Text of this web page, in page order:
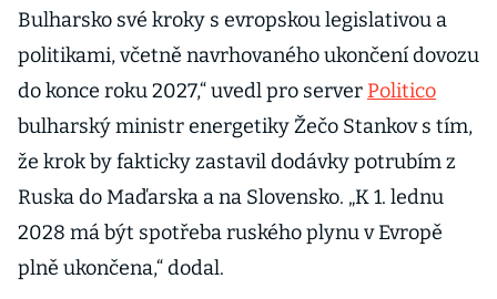
Bulharsko své kroky s evropskou legislativou a
politikami, včetně navrhovaného ukončení dovozu
do konce roku 2027,“ uvedl pro server Politico
bulharský ministr energetiky Žečo Stankov s tím,
že krok by fakticky zastavil dodávky potrubím z
Ruska do Maďarska a na Slovensko. „K 1. lednu
2028 má být spotřeba ruského plynu v Evropě
plně ukončena,“ dodal.